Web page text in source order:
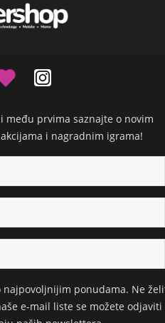
među prvima saznajte o novim
i nagradnim igrama!
ponudama. Ne
e-mail liste se možete odjaviti